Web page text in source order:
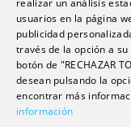
realizar un análisis
usuarios en la página
publicidad
través de la opción a su
botón de "RECHAZAR
desean pulsando la
encontrar más
información